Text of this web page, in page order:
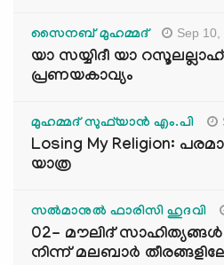
സൈനബ് മുഹമ്മദ് Sep 10,
യാ സയ്യിദീ യാ
പ്രണയകാവ്യം
മുഹമ്മദ് സുഫ്‌യാൻ എം.പി
Losing My Religion:
യാത്ര
സൽമാനുൽ ഫാരിസി ഹുദവി
02- മൗലിദ്
നിന്ന് മലബാർ